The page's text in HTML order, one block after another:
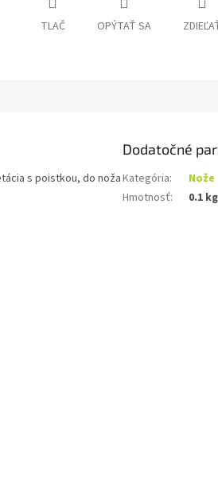
TLAČ OPÝTAŤ SA
s poistkou, do noža
Dodatočné
Kategória:
Nože
Hmotnosť: 0.1 kg